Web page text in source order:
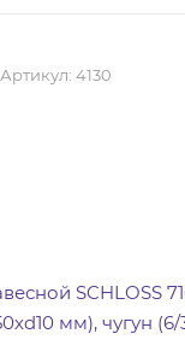
Артикул: 4130